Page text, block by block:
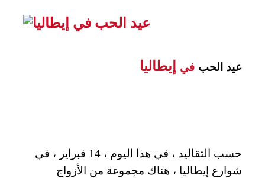
عيد الحب في إيطاليا
حسب التقاليد ، في هذا اليوم ، 14 فبراير ، في
شوارع إيطاليا ، هناك مجموعة من الأزواج